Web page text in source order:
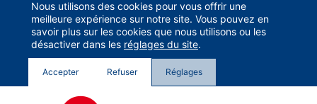
Groupe Vivalto Santé
Entre nous, la vie
Nous utilisons des cookies pour vous offrir une
meilleure expérience sur notre site. Vous pouvez en
savoir plus sur les cookies que nous utilisons ou les
désactiver dans les réglages du site.
Accepter Refuser Réglages